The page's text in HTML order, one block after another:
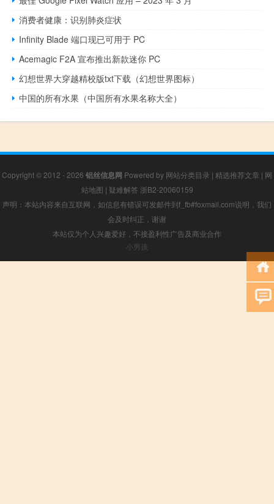
消费者健康：识别肺炎症状
Infinity Blade 端口现已可用于 PC
Acemagic F2A 宣布推出新款迷你 PC
幻想世界大穿越精校版txt下载（幻想世界图标）
中国的所有水果（中国所有水果名称大全）
Copyright © 2012 - 2026 铝丝信息网 Powered by 网站分类目录 | 精选推荐文章 | 网
站地图 | 疑难解答 浙B2-20060159
声明：本站内容来自互联网，如信息有错误可发邮件到f_fb#foxmail.com说明，我们
会及时纠正，谢谢
本站仅为个人兴趣爱好，不接盈利性广告及商业合作
小男孩